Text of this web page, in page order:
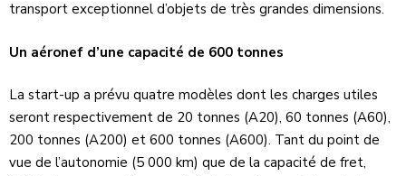
transport exceptionnel d’objets de très grandes dimensions.
Un aéronef d’une capacité de 600 tonnes
La start-up a prévu quatre modèles dont les charges utiles
seront respectivement de 20 tonnes (A20), 60 tonnes (A60),
200 tonnes (A200) et 600 tonnes (A600). Tant du point de
vue de l’autonomie (5 000 km) que de la capacité de fret,